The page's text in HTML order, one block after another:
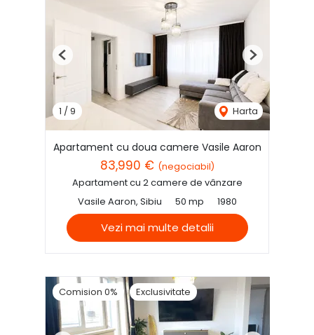
1 /9 Harta
Previous Next
Apartament cu doua camere Vasile Aaron
83,990 € (negociabil)
Apartament cu 2 camere de vânzare
Vasile Aaron, Sibiu
50 mp 1980
Vezi mai multe detalii
Comision 0% Exclusivitate